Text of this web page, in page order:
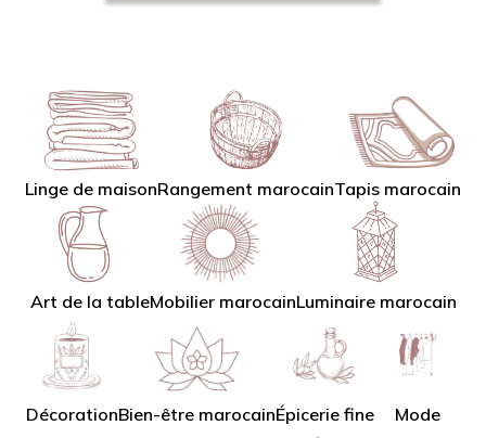
Linge de maisonRangement marocainTapis marocain
Art de la tableMobilier marocainLuminaire marocain
DécorationBien-être marocainÉpicerie fine Mode